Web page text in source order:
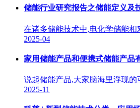
储能行业研究报告之储能定义及
在诸多储能技术中,电化学储能
2025-04
家用储能产品和便携式储能产
说起储能产品,大家脑海里浮现
2025-11